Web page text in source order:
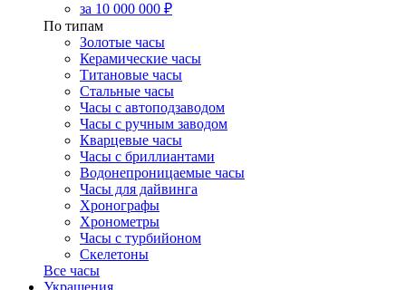
за 10 000 000 ₽
По типам
Золотые часы
Керамические часы
Титановые часы
Стальные часы
Часы с автоподзаводом
Часы с ручным заводом
Кварцевые часы
Часы с бриллиантами
Водонепроницаемые часы
Часы для дайвинга
Хронографы
Хронометры
Часы с турбийоном
Скелетоны
Все часы